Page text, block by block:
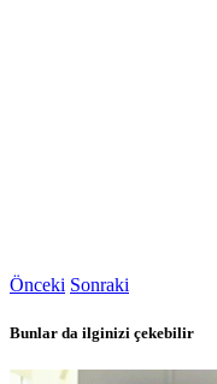
Önceki Sonraki
Bunlar da ilginizi çekebilir